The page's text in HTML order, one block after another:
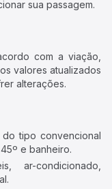
sua passagem.
com a viação,
valores atualizados
alterações.
tipo convencional
e banheiro.
ar-condicionado,